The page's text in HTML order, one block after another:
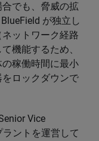
でも、脅威の拡
が独立し
ットワーク経路
機能するため、
稼働時間に最小
ロックダウンで
Vice
ントを運営して